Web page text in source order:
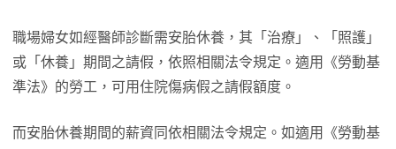
職場婦女如經醫師診斷需安胎休養，其「治療」、「照護」
或「休養」期間之請假，依照相關法令規定。適用《勞動基
準法》的勞工，可用住院傷病假之請假額度。
而安胎休養期間的薪資同依相關法令規定。如適用《勞動基